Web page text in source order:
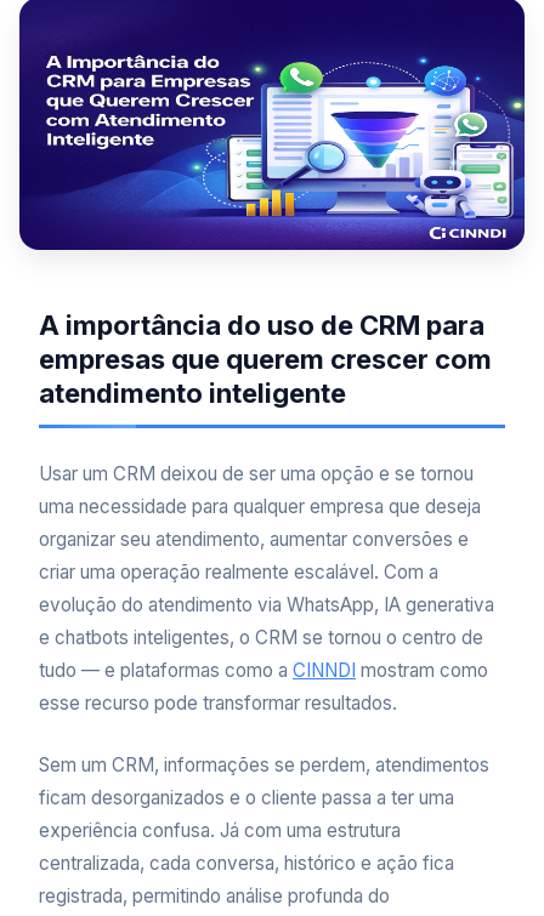
A importância do uso de CRM para
empresas que querem crescer com
atendimento inteligente
Usar um CRM deixou de ser uma opção e se tornou
uma necessidade para qualquer empresa que deseja
organizar seu atendimento, aumentar conversões e
criar uma operação realmente escalável. Com a
evolução do atendimento via WhatsApp, IA generativa
e chatbots inteligentes, o CRM se tornou o centro de
tudo — e plataformas como a CINNDI mostram como
esse recurso pode transformar resultados.
Sem um CRM, informações se perdem, atendimentos
ficam desorganizados e o cliente passa a ter uma
experiência confusa. Já com uma estrutura
centralizada, cada conversa, histórico e ação fica
registrada, permitindo análise profunda do